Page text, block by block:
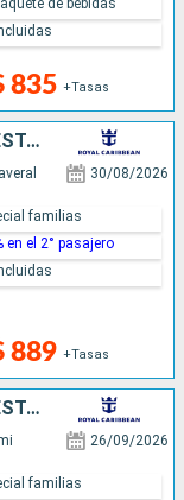
835 +Tasas
de bebidas
BAHAMAS, MÉXICO, HONDURAS, ESTADOS UNIDOS
30/08/2026
889 +Tasas
familias
en el 2° pasajero
MÉXICO, HONDURAS, BAHAMAS, ESTADOS UNIDOS
26/09/2026
familias